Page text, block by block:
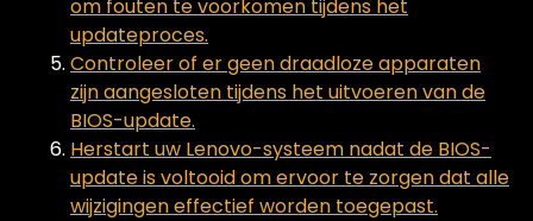
om fouten te voorkomen tijdens het
updateproces.
Controleer of er geen draadloze apparaten
zijn aangesloten tijdens het uitvoeren van de
BIOS-update.
Herstart uw Lenovo-systeem nadat de BIOS-
update is voltooid om ervoor te zorgen dat alle
wijzigingen effectief worden toegepast.